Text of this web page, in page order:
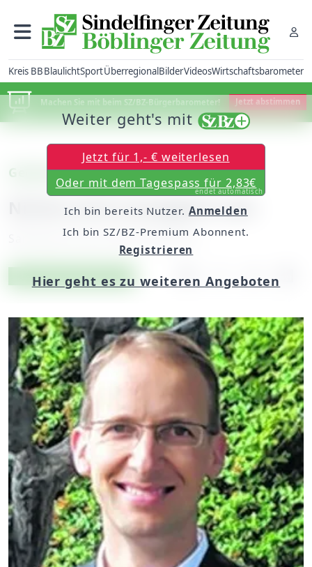
Kreis BBBlaulichtSportÜberregionalBilderVideosWirtschaftsbarometer
Machen Sie mit beim SZ/BZ-Bürgerbarometer! Jetzt abstimmen
Gedanken über uns
Nichts wird unmöglich sein
Samstag, 30. Juni 2018, 06:00 Uhr
Artikel vorlesen
Exklusiv für Abonnenten
Weiter geht's mit
Jetzt für 1,- € weiterlesen
Oder mit dem Tagespass für 2,83€
endet automatisch
Ich bin bereits Nutzer. Anmelden
Ich bin SZ/BZ-Premium Abonnent.
Registrieren
Hier geht es zu weiteren Angeboten